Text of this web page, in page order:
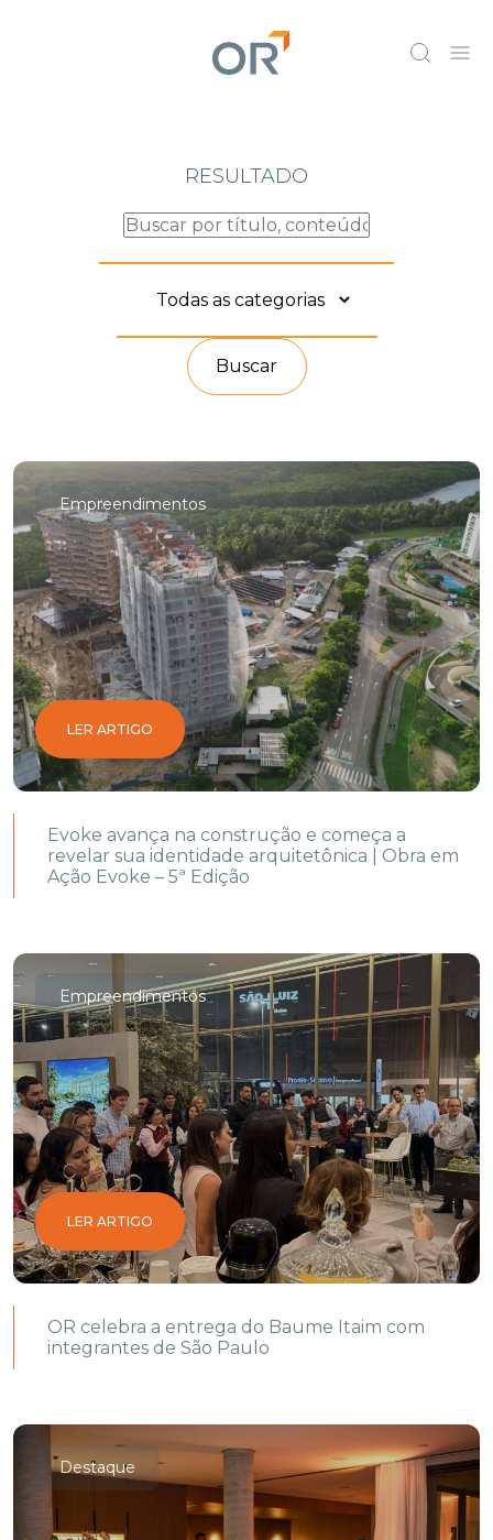
RESULTADO
Buscar
Empreendimentos
LER ARTIGO
Evoke avança na construção e começa a
revelar sua identidade arquitetônica | Obra em
Ação Evoke – 5ª Edição
Empreendimentos
LER ARTIGO
OR celebra a entrega do Baume Itaim com
integrantes de São Paulo
Destaque